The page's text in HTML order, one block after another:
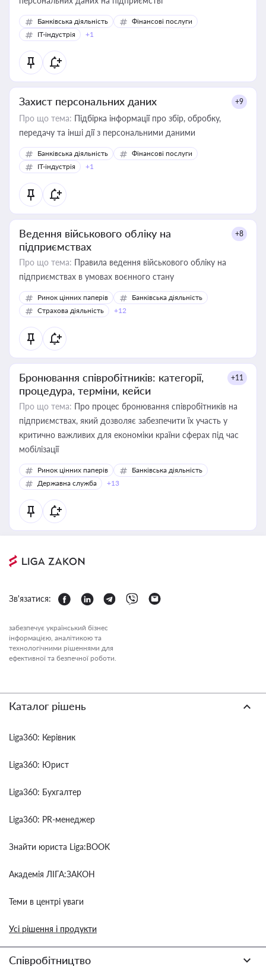
Банківська діяльність
Фінансові послуги
IT-індустрія
+1
Захист персональних даних +9
Про що тема: Підбірка інформації про збір, обробку,
передачу та інші дії з персональними даними
Банківська діяльність
Фінансові послуги
IT-індустрія
+1
Ведення військового обліку на
підприємствах
+8
Про що тема: Правила ведення військового обліку на
підприємствах в умовах воєнного стану
Ринок цінних паперів
Банківська діяльність
Страхова діяльність
+12
Бронювання співробітників: категорії,
процедура, терміни, кейси
+11
Про що тема: Про процес бронювання співробітників на
підприємствах, який дозволяє забезпечити їх участь у
критично важливих для економіки країни сферах під час
мобілізації
Ринок цінних паперів
Банківська діяльність
Державна служба
+13
Зв'язатися:
забезпечує український бізнес
інформацією, аналітикою та
технологічними рішеннями для
ефективної та безпечної роботи.
Каталог рішень
Liga360: Керівник
Liga360: Юрист
Liga360: Бухгалтер
Liga360: PR-менеджер
Знайти юриста Liga:BOOK
Академія ЛІГА:ЗАКОН
Теми в центрі уваги
Усі рішення і продукти
Співробітництво